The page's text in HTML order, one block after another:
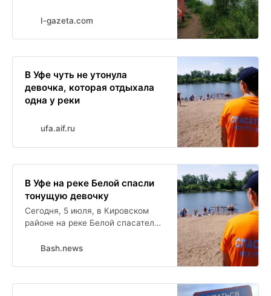
I-gazeta.com
В Уфе чуть не утонула
девочка, которая отдыхала
одна у реки
ufa.aif.ru
В Уфе на реке Белой спасли
тонущую девочку
Сегодня, 5 июля, в Кировском
районе на реке Белой спасатели
Они заметили девочку 2011 года
оперативно вытащили ее из воды.
Bash.news